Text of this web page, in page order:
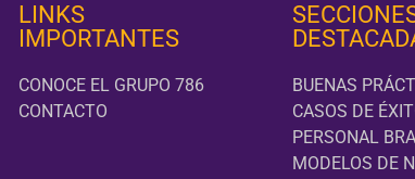
LINKS
IMPORTANTES
CONOCE EL GRUPO 786
CONTACTO
BUENAS
CASOS DE
PERSONAL
MODELOS DE